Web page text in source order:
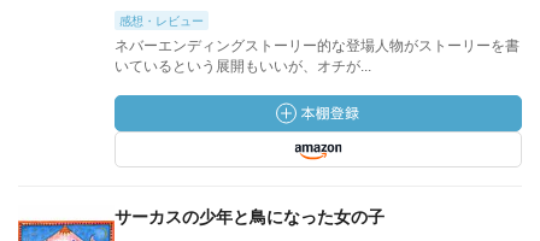
感想・レビュー
ネバーエンディングストーリー的な登場人物がストーリーを書
いているという展開もいいが、オチが...
サーカスの少年と鳥になった女の子